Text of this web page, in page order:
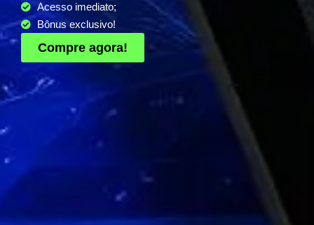
Acesso imediato;
Bônus exclusivo!
Compre agora!